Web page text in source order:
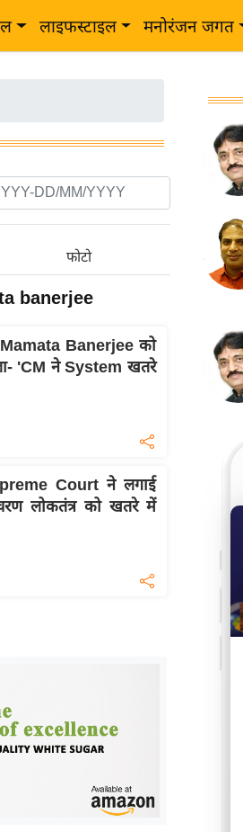
लाइफस्टाइल मनोरंजन जगत
फोटो
banerjee
Banerjee को
'CM ने System खतरे
Court ने लगाई
लोकतंत्र को खतरे में